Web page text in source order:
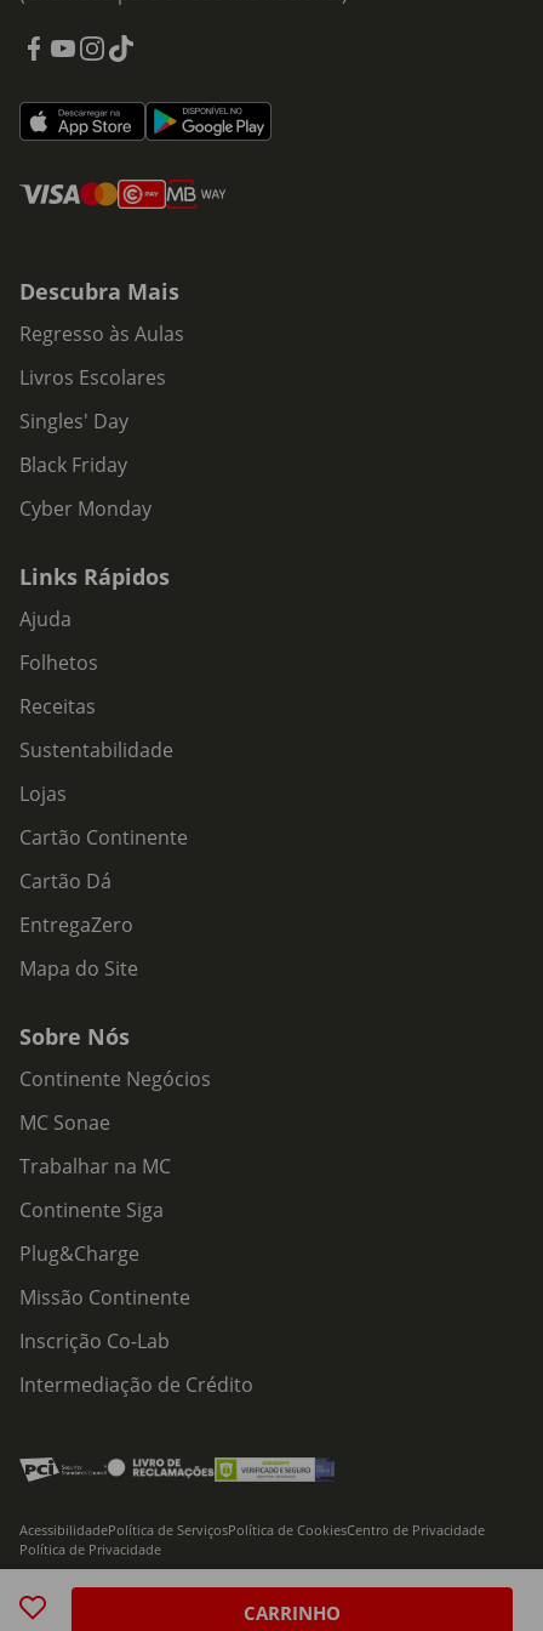
CARRINHO
Mesmo que isso signifique manter um segredo tão grande,
pode destruir tudo. Eles precisam de um exército. Eles
da única coisa que somente Violet pode encontrar - a
verdade. Mas uma tempestade está a chegar... e nem todos
podem sobreviver à sua ira.
Descubra Mais
Regresso às Aulas
Livros Escolares
Singles' Day
Black Friday
Cyber Monday
Links Rápidos
Ajuda
Folhetos
Receitas
Sustentabilidade
Lojas
Cartão Continente
Cartão Dá
EntregaZero
Mapa do Site
Sobre Nós
Continente Negócios
MC Sonae
Trabalhar na MC
Continente Siga
Plug&Charge
Missão Continente
Inscrição Co-Lab
Intermediação de Crédito
© 2026 Modelo Continente Hipermercados, S.A. Todos os direitos reservados
AcessibilidadePolítica de ServiçosPolítica de CookiesCentro de Privacidade
Política de Privacidade